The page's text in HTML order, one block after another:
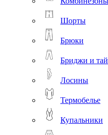
Шорты
Брюки
Бриджи и
Лосины
Термобелье
Купальники